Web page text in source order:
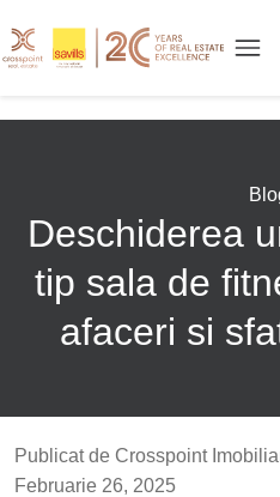
Deschiderea
tip sala de
afaceri si
Publicat de Crosspoint
Februarie 26, 2025